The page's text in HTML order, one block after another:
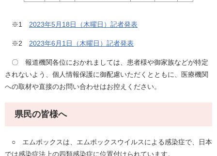
※1 2023年5月18日（木曜日）記者発表
※2 2023年6月1日（木曜日）記者発表
〇 報道機関各位におかれましては、患者様や御家族などが特定
されないよう、個人情報保護に御配慮いただくとともに、医療機関
への取材や直接のお問い合わせはお控えください。
県民の皆様へ
○ エムポックスは、エムポックスウイルスによる感染症で、日本
では感染症法上の四類感染症に位置付けられています。